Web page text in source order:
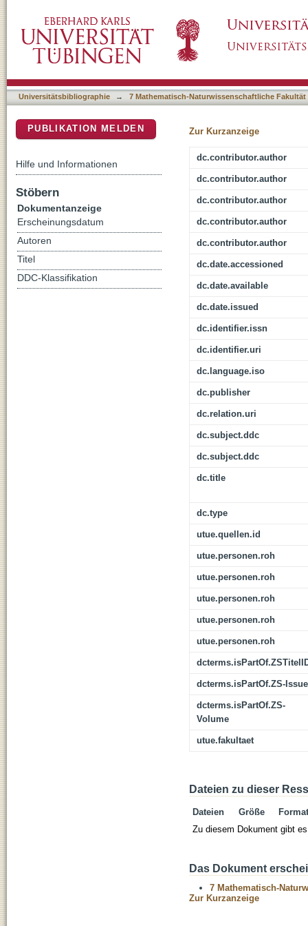
Universitätsbibliographie → 7 Mathematisch-Naturwissenschaftliche Fakultät
Zur Kurzanzeige
dc.contributor.author
dc.contributor.author
dc.contributor.author
dc.contributor.author
dc.contributor.author
dc.date.accessioned
dc.date.available
dc.date.issued
dc.identifier.issn
dc.identifier.uri
dc.language.iso
dc.publisher
dc.relation.uri
dc.subject.ddc
dc.subject.ddc
dc.title
dc.type
utue.quellen.id
utue.personen.roh
utue.personen.roh
utue.personen.roh
utue.personen.roh
utue.personen.roh
dcterms.isPartOf.ZS-Issue
dcterms.isPartOf.ZS-
Volume
utue.fakultaet
Dateien zu dieser
Dateien Größe
Format
Zu diesem Dokument gibt
Das Dokument
7 Mathematisch-
Zur Kurzanzeige
PUBLIKATION MELDEN
Hilfe und Informationen
Stöbern
Dokumentanzeige
Erscheinungsdatum
Autoren
Titel
DDC-Klassifikation